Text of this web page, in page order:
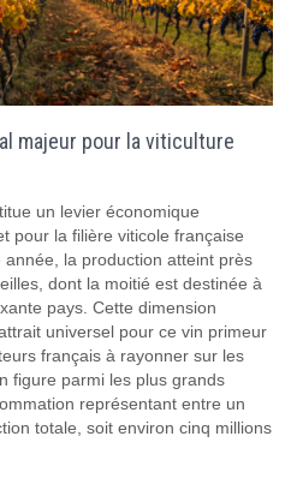
majeur pour la viticulture
un levier économique
pour la filière viticole française
la production atteint près
dont la moitié est destinée à
pays. Cette dimension
universel pour ce vin primeur
français à rayonner sur les
figure parmi les plus grands
représentant entre un
totale, soit environ cinq millions